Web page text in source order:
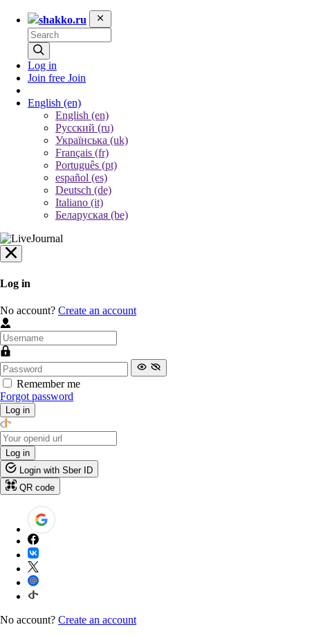
shakko.ru
Log in
Join free Join
English (en)
English (en)
Русский (ru)
Українська (uk)
Français (fr)
Português (pt)
español (es)
Deutsch (de)
Italiano (it)
Беларуская (be)
Log in
No account? Create an account
Remember me
Forgot password
Log in
Log in
Login with Sber ID
QR code
No account? Create an account